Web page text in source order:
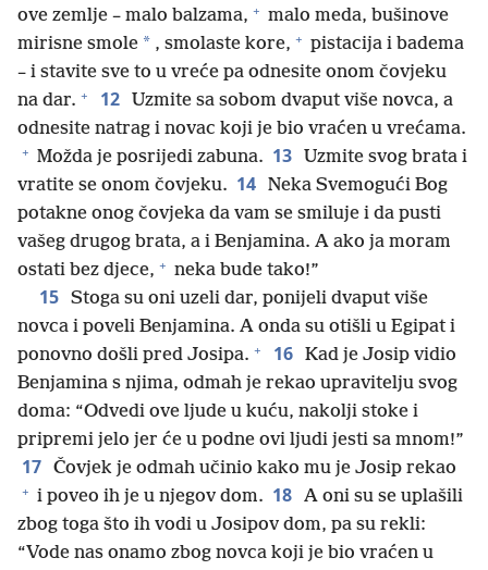
ove zemlje – malo balzama, + malo meda, bušinove
mirisne smole * , smolaste kore, + pistacija i badema
– i stavite sve to u vreće pa odnesite onom čovjeku
na dar. + 12
Uzmite sa sobom dvaput više novca, a
odnesite natrag i novac koji je bio vraćen u vrećama.
+ Možda je posrijedi zabuna. 13
Uzmite svog brata i
vratite se onom čovjeku. 14 Neka Svemogući Bog
potakne onog čovjeka da vam se smiluje i da pusti
vašeg drugog brata, a i Benjamina. A ako ja moram
ostati bez djece, + neka bude tako!”
15 Stoga su oni uzeli dar, ponijeli dvaput više
novca i poveli Benjamina. A onda su otišli u Egipat i
ponovno došli pred Josipa. + 16 Kad je Josip vidio
Benjamina s njima, odmah je rekao upravitelju svog
doma: “Odvedi ove ljude u kuću, nakolji stoke i
pripremi jelo jer će u podne ovi ljudi jesti sa mnom!”
17 Čovjek je odmah učinio kako mu je Josip rekao
+ i poveo ih je u njegov dom. 18 A oni su se uplašili
zbog toga što ih vodi u Josipov dom, pa su rekli:
“Vode nas onamo zbog novca koji je bio vraćen u